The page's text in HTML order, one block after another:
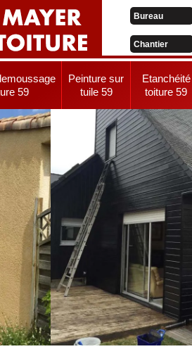
Bureau
Chantier
59
Peinture sur
tuile 59
Etanchéité
toiture 59